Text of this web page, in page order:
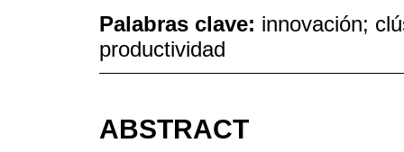
Palabras clave: innovación;
productividad
ABSTRACT